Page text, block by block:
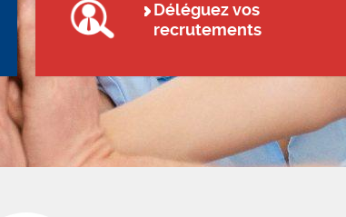
Déléguez vos
recrutements